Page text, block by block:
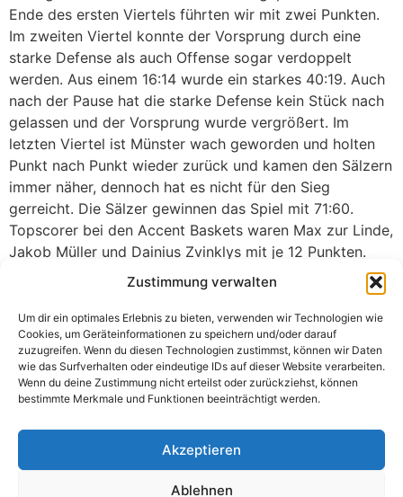
Zustimmung verwalten
Um dir ein optimales Erlebnis zu bieten, verwenden wir Technologien wie
Cookies, um Geräteinformationen zu speichern und/oder darauf
zuzugreifen. Wenn du diesen Technologien zustimmst, können wir Daten
wie das Surfverhalten oder eindeutige IDs auf dieser Website verarbeiten.
Wenn du deine Zustimmung nicht erteilst oder zurückziehst, können
bestimmte Merkmale und Funktionen beeinträchtigt werden.
Akzeptieren
Ablehnen
Ende des ersten Viertels führten wir mit zwei Punkten.
Im zweiten Viertel konnte der Vorsprung durch eine
starke Defense als auch Offense sogar verdoppelt
werden. Aus einem 16:14 wurde ein starkes 40:19. Auch
nach der Pause hat die starke Defense kein Stück nach
gelassen und der Vorsprung wurde vergrößert. Im
letzten Viertel ist Münster wach geworden und holten
Punkt nach Punkt wieder zurück und kamen den Sälzern
immer näher, dennoch hat es nicht für den Sieg
gerreicht. Die Sälzer gewinnen das Spiel mit 71:60.
Topscorer bei den Accent Baskets waren Max zur Linde,
Jakob Müller und Dainius Zvinklys mit je 12 Punkten.
Die Accent Baskets stehen mit dem Sieg gegen Münster
jetzt immer noch auf dem 10. Platz in der Tabelle, mit 5
Siegen und 7 Niederlagen. Diesen Samstag geht es zum
Spiel zu den BSV Münsterland Baskets nach Wulfen,
Anwurf ist um 20 Uhr.
Der BeitragSälzer siegen gegen Münstererschien zuerst